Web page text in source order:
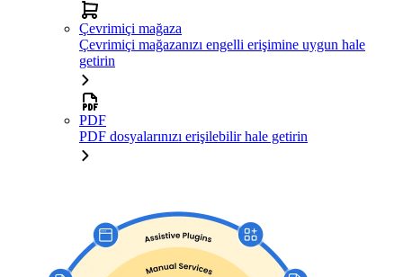
Çevrimiçi mağaza
Çevrimiçi mağazanızı engelli erişimine uygun hale
getirin
PDF
PDF dosyalarınızı erişilebilir hale getirin